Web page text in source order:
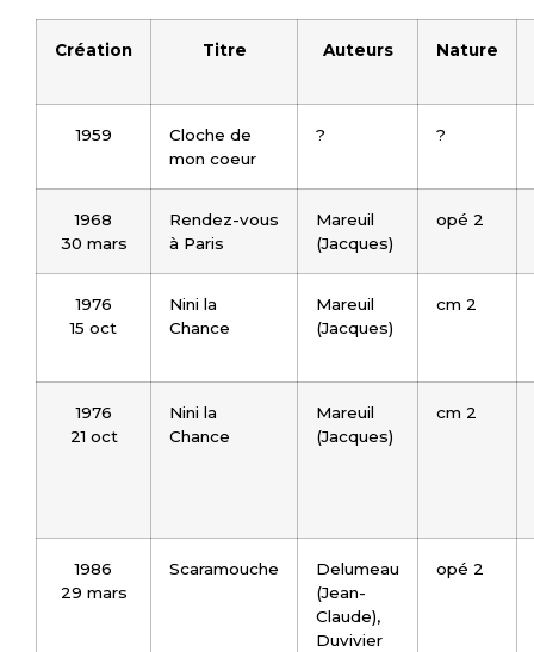
Création Titre Auteurs Nature
1959
Cloche de
mon coeur
? ?
1968
30 mars
Rendez-vous
à Paris
Mareuil
(Jacques)
opé 2
1976
15 oct
Nini la
Chance
Mareuil
(Jacques)
cm 2
1976
21 oct
Nini la
Chance
Mareuil
(Jacques)
cm 2
1986
29 mars
Scaramouche
Delumeau
(Jean-
Claude),
Duvivier
opé 2